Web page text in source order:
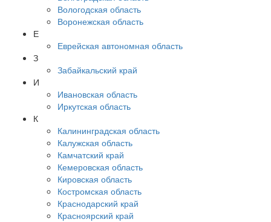
Вологодская область
Воронежская область
Е
Еврейская автономная область
З
Забайкальский край
И
Ивановская область
Иркутская область
К
Калининградская область
Калужская область
Камчатский край
Кемеровская область
Кировская область
Костромская область
Краснодарский край
Красноярский край